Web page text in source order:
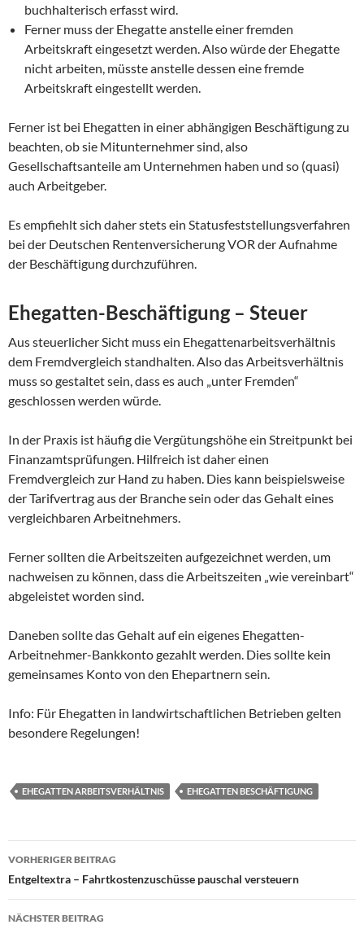
buchhalterisch erfasst wird.
Ferner muss der Ehegatte anstelle einer fremden
Arbeitskraft eingesetzt werden. Also würde der Ehegatte
nicht arbeiten, müsste anstelle dessen eine fremde
Arbeitskraft eingestellt werden.
Ferner ist bei Ehegatten in einer abhängigen Beschäftigung zu
beachten, ob sie Mitunternehmer sind, also
Gesellschaftsanteile am Unternehmen haben und so (quasi)
auch Arbeitgeber.
Es empfiehlt sich daher stets ein Statusfeststellungsverfahren
bei der Deutschen Rentenversicherung VOR der Aufnahme
der Beschäftigung durchzuführen.
Ehegatten-Beschäftigung – Steuer
Aus steuerlicher Sicht muss ein Ehegattenarbeitsverhältnis
dem Fremdvergleich standhalten. Also das Arbeitsverhältnis
muss so gestaltet sein, dass es auch „unter Fremden“
geschlossen werden würde.
In der Praxis ist häufig die Vergütungshöhe ein Streitpunkt bei
Finanzamtsprüfungen. Hilfreich ist daher einen
Fremdvergleich zur Hand zu haben. Dies kann beispielsweise
der Tarifvertrag aus der Branche sein oder das Gehalt eines
vergleichbaren Arbeitnehmers.
Ferner sollten die Arbeitszeiten aufgezeichnet werden, um
nachweisen zu können, dass die Arbeitszeiten „wie vereinbart“
abgeleistet worden sind.
Daneben sollte das Gehalt auf ein eigenes Ehegatten-
Arbeitnehmer-Bankkonto gezahlt werden. Dies sollte kein
gemeinsames Konto von den Ehepartnern sein.
Info: Für Ehegatten in landwirtschaftlichen Betrieben gelten
besondere Regelungen!
EHEGATTEN ARBEITSVERHÄLTNIS EHEGATTEN BESCHÄFTIGUNG
Beitragsnavigation
VORHERIGER BEITRAG
Entgeltextra – Fahrtkostenzuschüsse pauschal versteuern
NÄCHSTER BEITRAG